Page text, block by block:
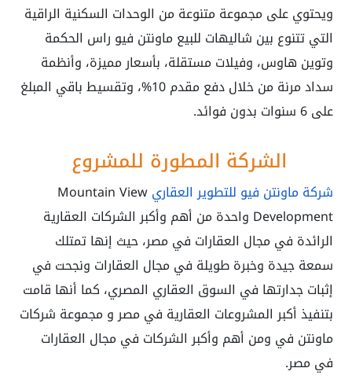
ويحتوي على مجموعة متنوعة من الوحدات السكنية الراقية
التي تتنوع بين شاليهات للبيع ماونتن فيو راس الحكمة
وتوين هاوس، وفيلات مستقلة، بأسعار مميزة، وأنظمة
سداد مرنة من خلال دفع مقدم 10%، وتقسيط باقي المبلغ
على 6 سنوات بدون فوائد.
الشركة المطورة للمشروع
شركة ماونتن فيو للتطوير العقاريMountain View
Development واحدة من أهم وأكبر الشركات العقارية
الرائدة في مجال العقارات في مصر، حيث إنها تمتلك
سمعة جيدة وخبرة طويلة في مجال العقارات ونجحت في
إثبات جدارتها في السوق العقاري المصري، كما أنها قامت
بتنفيذ أكبر المشروعات العقارية في مصر و مجموعة شركات
ماونتن في ومن أهم وأكبر الشركات في مجال العقارات
في مصر.